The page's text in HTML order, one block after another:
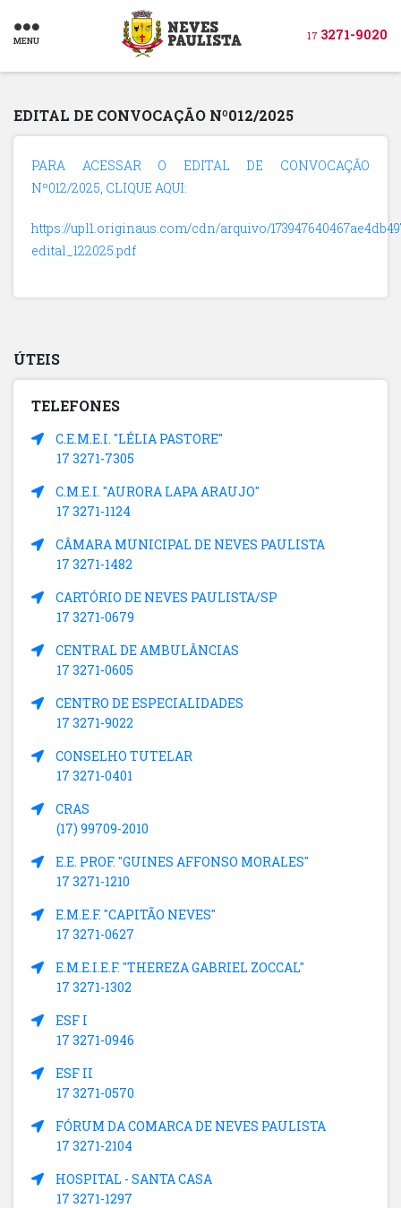
MENU 17 3271-9020
EDITAL DE CONVOCAÇÃO Nº012/2025
PARA ACESSAR O EDITAL DE CONVOCAÇÃO
Nº012/2025, CLIQUE AQUI:
https://upl1.originaus.com/cdn/arquivo/
edital_122025.pdf
ÚTEIS
TELEFONES
C.E.M.E.I. "LÉLIA PASTORE"
17 3271-7305
C.M.E.I. "AURORA LAPA ARAUJO"
17 3271-1124
CÂMARA MUNICIPAL DE NEVES PAULISTA
17 3271-1482
CARTÓRIO DE NEVES PAULISTA/SP
17 3271-0679
CENTRAL DE AMBULÂNCIAS
17 3271-0605
CENTRO DE ESPECIALIDADES
17 3271-9022
CONSELHO TUTELAR
17 3271-0401
CRAS
(17) 99709-2010
E.E. PROF. "GUINES AFFONSO MORALES"
17 3271-1210
E.M.E.F. "CAPITÃO NEVES"
17 3271-0627
E.M.E.I.E.F. "THEREZA GABRIEL ZOCCAL"
17 3271-1302
ESF I
17 3271-0946
ESF II
17 3271-0570
FÓRUM DA COMARCA DE NEVES PAULISTA
17 3271-2104
HOSPITAL - SANTA CASA
17 3271-1297